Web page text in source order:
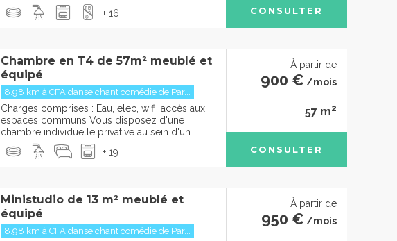
+ 16
CONSULTER
Chambre en T4 de 57m² meublé et
équipé
8.98 km à CFA danse chant comédie de Par...
Charges comprises : Eau, elec, wifi, accès aux
espaces communs Vous disposez d'une
chambre individuelle privative au sein d'un ...
+ 19
À partir de
900 € /mois
57 m2
CONSULTER
Ministudio de 13 m² meublé et
équipé
8.98 km à CFA danse chant comédie de Par...
À partir de
950 € /mois